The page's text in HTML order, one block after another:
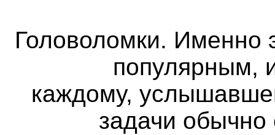
Головоломки. Именно
популярным,
каждому,
задачи